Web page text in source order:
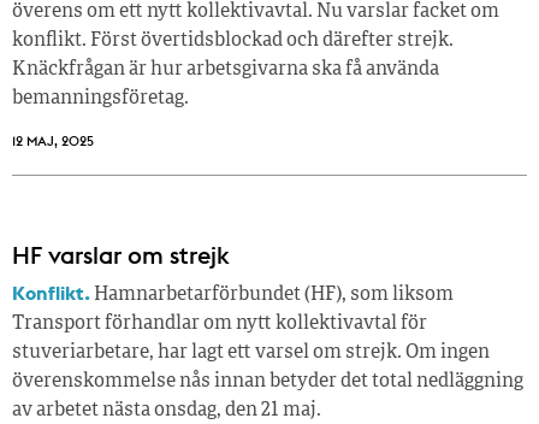
överens om ett nytt kollektivavtal. Nu varslar facket om
konflikt. Först övertidsblockad och därefter strejk.
Knäckfrågan är hur arbetsgivarna ska få använda
bemanningsföretag.
12 MAJ, 2025
HF varslar om strejk
Konflikt. Hamnarbetarförbundet (HF), som liksom
Transport förhandlar om nytt kollektivavtal för
stuveriarbetare, har lagt ett varsel om strejk. Om ingen
överenskommelse nås innan betyder det total nedläggning
av arbetet nästa onsdag, den 21 maj.